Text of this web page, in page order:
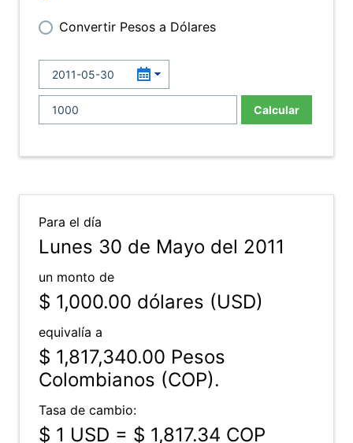
Convertir Pesos a Dólares
Calcular
Para el día
Lunes 30 de Mayo del 2011
un monto de
$ 1,000.00 dólares (USD)
equivalía a
$ 1,817,340.00 Pesos
Colombianos (COP).
Tasa de cambio:
$ 1 USD = $ 1,817.34 COP